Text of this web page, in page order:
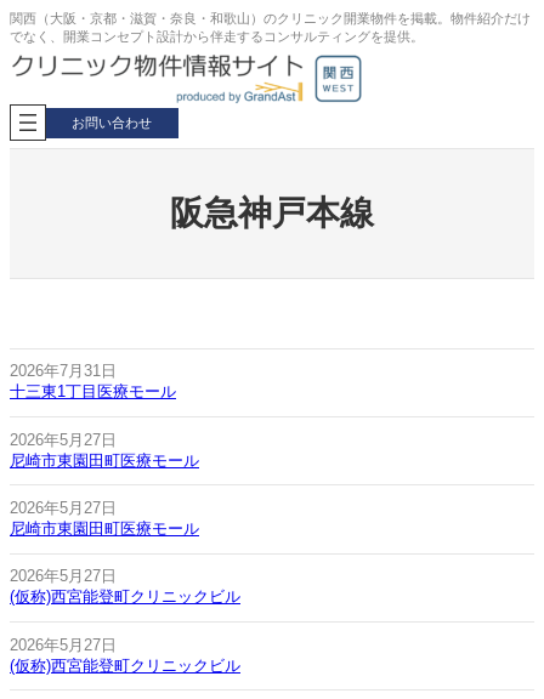
内
容
を
キ
ッ
関西（大阪・京都・滋賀・奈良・和歌山）のクリニック開業物件を掲載。物件紹介だけ
でなく、開業コンセプト設計から伴走するコンサルティングを提供。
お問い合わせ
阪急神戸本線
2026年7月31日
十三東1丁目医療モール
2026年5月27日
尼崎市東園田町医療モール
2026年5月27日
尼崎市東園田町医療モール
2026年5月27日
(仮称)西宮能登町クリニックビル
2026年5月27日
(仮称)西宮能登町クリニックビル